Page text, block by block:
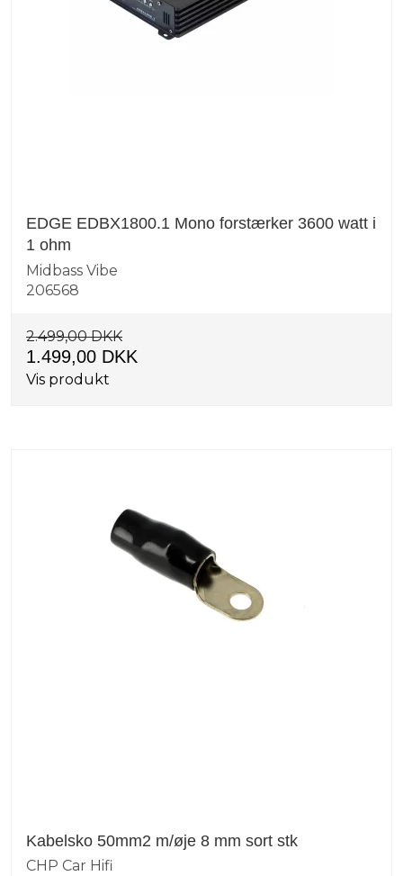
EDGE EDBX1800.1 Mono forstærker 3600 watt i
1 ohm
Midbass Vibe
206568
2.499,00 DKK
1.499,00 DKK
Vis produkt
Kabelsko 50mm2 m/øje 8 mm sort stk
CHP Car Hifi